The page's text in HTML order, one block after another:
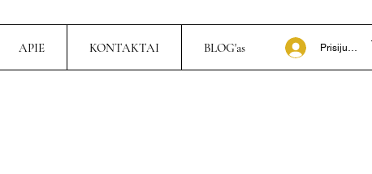
APIE KONTAKTAI BLOG'as Prisijungti